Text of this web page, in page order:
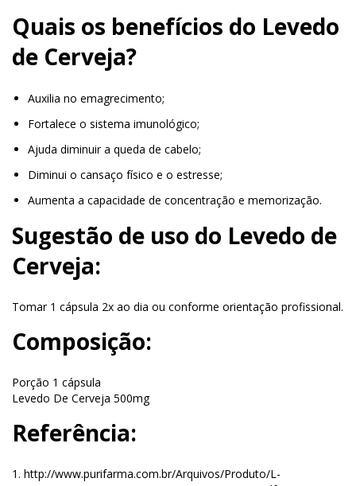
Quais os benefícios do Levedo
de Cerveja?
Auxilia no emagrecimento;
Fortalece o sistema imunológico;
Ajuda diminuir a queda de cabelo;
Diminui o cansaço físico e o estresse;
Aumenta a capacidade de concentração e memorização.
Sugestão de uso do Levedo de
Cerveja:
Tomar 1 cápsula 2x ao dia ou conforme orientação profissional.
Composição:
Porção 1 cápsula
Levedo De Cerveja 500mg
Referência:
1. http://www.purifarma.com.br/Arquivos/Produto/L-